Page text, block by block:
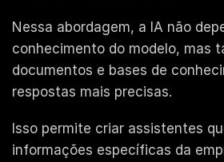
Nessa abordagem, a IA não
conhecimento do modelo, mas
documentos e bases de
respostas mais precisas.
Isso permite criar assistentes
informações específicas da